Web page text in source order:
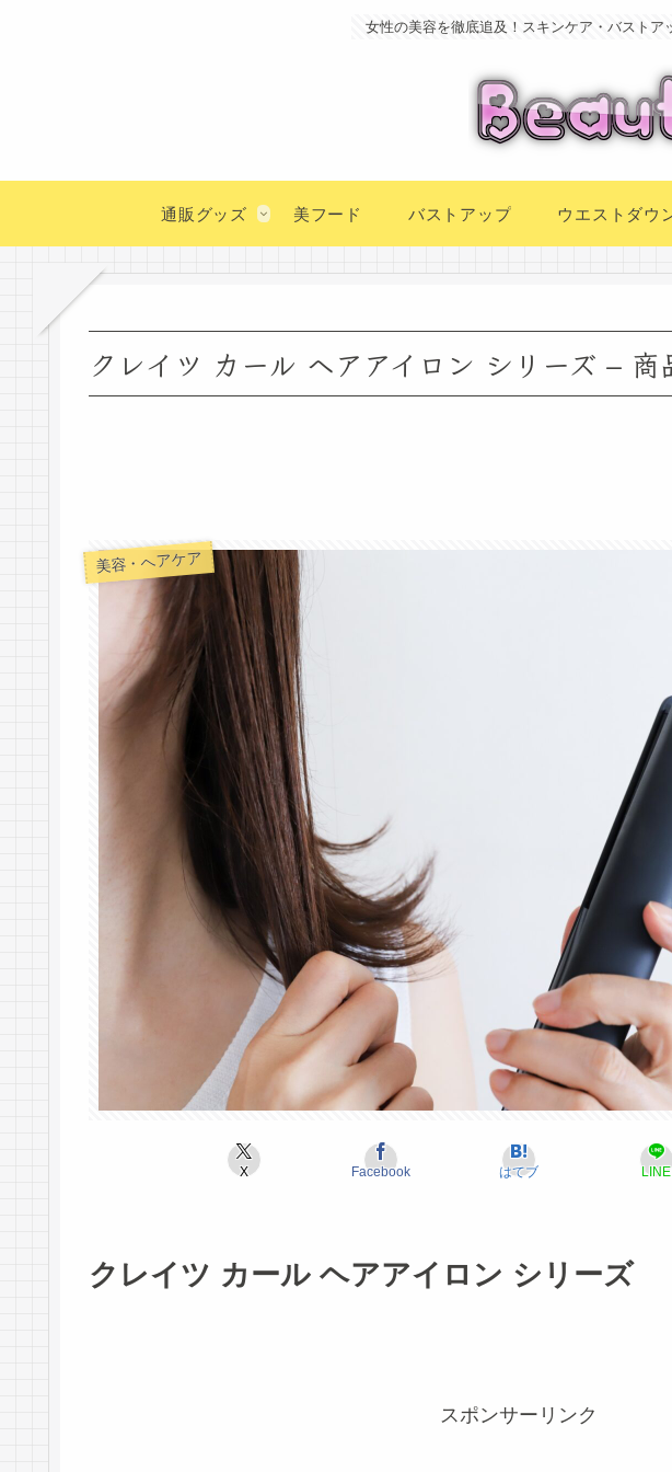
女性の美容を徹底追及！スキンケア・バスト
通販グッズ 美フード バストアップ ウエストダウ
クレイツ カール ヘアアイロン シリーズ – 商
美容・ヘアケア
X Facebook はてブ LINE
クレイツ カール ヘアアイロン シリーズ
スポンサーリンク